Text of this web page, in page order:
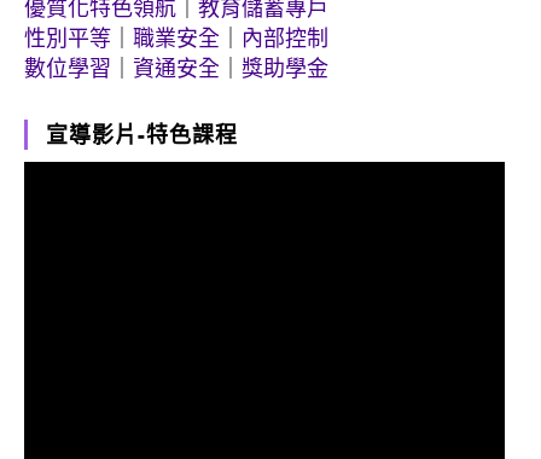
優質化特色領航
教育儲蓄專戶
性別平等
職業安全
內部控制
數位學習
資通安全 獎助學金
宣導影片-特色課程